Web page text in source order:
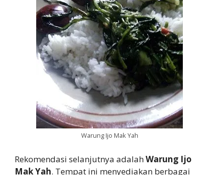
Warung Ijo Mak Yah
Rekomendasi selanjutnya adalahWarung Ijo
Mak Yah. Tempat ini menyediakan berbagai